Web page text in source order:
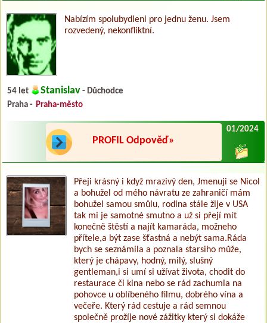
Nabízím spolubydleni pro jednu ženu. Jsem
rozvedený, nekonfliktní.
54 let Stanislav - Důchodce
Praha - Praha-město
PROFIL Odpověď»
01/2024
Přeji krásný i když mrazivý den, Jmenuji se Nicol
a bohužel od mého návratu ze zahraničí mám
bohužel samou smůlu, rodina stále žije v USA
tak mi je samotné smutno a už si přejí mít
konečně štěstí a najít kamaráda, možneho
přítele,a být zase šťastná a nebýt sama.Ráda
bych se seznámila a poznala starsiho může,
který je chápavy, hodný, milý, slušný
gentleman,i si umí si užívat života, chodit do
restaurace či kina nebo se rád zachumla na
pohovce u oblíbeného filmu, dobrého vína a
večeře. Který rád cestuje a rád semnou
společně prožíje nové zážitky který si dokáže